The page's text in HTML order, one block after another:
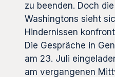
zu beenden. Doch
Washingtons sieht
Hindernissen
Die Gespräche in
am 23. Juli
am vergangenen